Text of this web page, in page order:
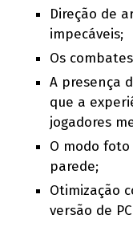
Direção de
impecáveis;
Os
A presença
que a
jogadores
O modo
parede;
Otimização
versão de